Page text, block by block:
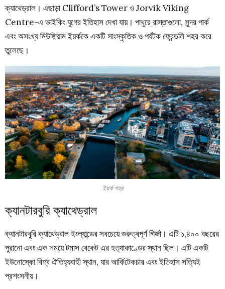
ক্যাথেড্রাল। এছাড়া Clifford’s Tower ও Jorvik Viking
Centre-এ ভাইকিং যুগের ইতিহাস দেখা যায়। পাথুরে রাস্তাগুলো, সুন্দর পার্ক
এবং অসংখ্য মিউজিয়াম ইয়র্ককে একটি সাংস্কৃতিক ও পর্যটক ফ্রেন্ডলি শহর করে
তুলেছে।
ইয়র্ক শহর
ক্যানটারবুরি ক্যাথেড্রাল
ক্যানটারবুরি ক্যাথেড্রাল ইংল্যান্ডের সবচেয়ে গুরুত্বপূর্ণ গির্জা। এটি ১,৪০০ বছরের
পুরানো এবং এক সময়ে টমাস বেকেট এর হত্যাকাণ্ডের স্থান ছিল। এটি একটি
ইউনোস্কো বিশ্ব ঐতিহ্যবাহী স্থান, যার আর্কিটেকচার এবং ইতিহাস সত্যিই
প্রশংসনীয়।